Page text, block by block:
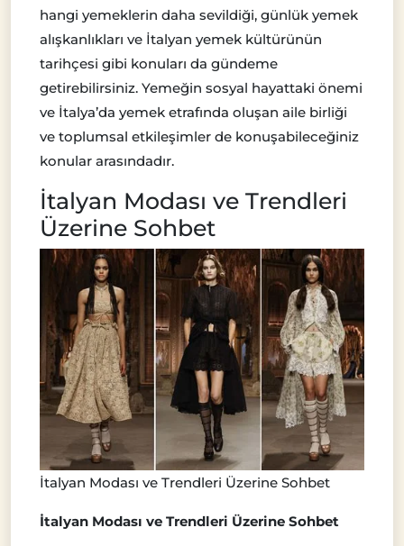
hangi yemeklerin daha sevildiği, günlük yemek
alışkanlıkları ve İtalyan yemek kültürünün
tarihçesi gibi konuları da gündeme
getirebilirsiniz. Yemeğin sosyal hayattaki önemi
ve İtalya’da yemek etrafında oluşan aile birliği
ve toplumsal etkileşimler de konuşabileceğiniz
konular arasındadır.
İtalyan Modası ve Trendleri
Üzerine Sohbet
İtalyan Modası ve Trendleri Üzerine Sohbet
İtalyan Modası ve Trendleri Üzerine Sohbet